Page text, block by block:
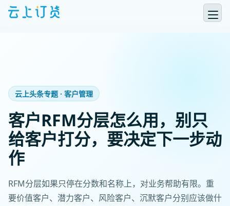
云上头条专题 · 客户管理
客户RFM分层怎么用，别只
给客户打分，要决定下一步动
作
RFM分层如果只停在分数和名称上，对业务帮助有限。重
要价值客户、潜力客户、风险客户、沉默客户分别应该做什